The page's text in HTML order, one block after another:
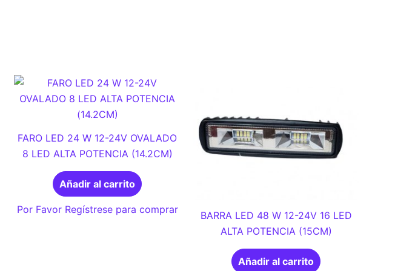
FARO LED 24 W 12-24V OVALADO
8 LED ALTA POTENCIA (14.2CM)
Añadir al carrito
Por Favor Regístrese para comprar
BARRA LED 48 W 12-24V 16 LED
ALTA POTENCIA (15CM)
Añadir al carrito